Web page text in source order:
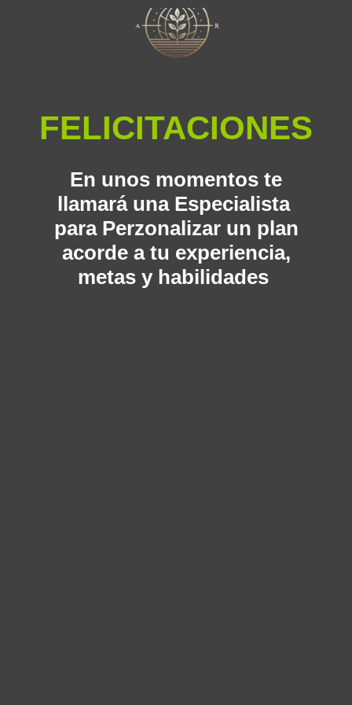
FELICITACIONES
En unos momentos te
llamará una Especialista
para Perzonalizar un plan
acorde a tu experiencia,
metas y habilidades